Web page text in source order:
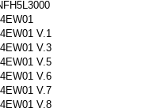
V.1
V.3
V.5
V.6
V.7
V.8